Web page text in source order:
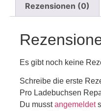
Rezensionen (0)
Es gibt noch keine
Schreibe die erste
Pro Ladebuchsen
Du musstangemeldet